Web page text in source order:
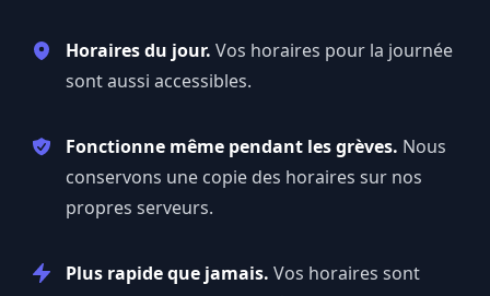
Horaires du jour. Vos horaires pour la journée
sont aussi accessibles.
Fonctionne même pendant les grèves. Nous
conservons une copie des horaires sur nos
propres serveurs.
Plus rapide que jamais. Vos horaires sont